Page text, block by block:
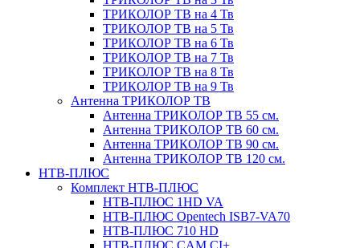
ТРИКОЛОР ТВ на 4 Тв
ТРИКОЛОР ТВ на 5 Тв
ТРИКОЛОР ТВ на 6 Тв
ТРИКОЛОР ТВ на 7 Тв
ТРИКОЛОР ТВ на 8 Тв
ТРИКОЛОР ТВ на 9 Тв
Антенна ТРИКОЛОР ТВ
Антенна ТРИКОЛОР ТВ 55 см.
Антенна ТРИКОЛОР ТВ 60 см.
Антенна ТРИКОЛОР ТВ 90 см.
Антенна ТРИКОЛОР ТВ 120 см.
НТВ-ПЛЮС
Комплект НТВ-ПЛЮС
НТВ-ПЛЮС 1HD VA
НТВ-ПЛЮС Opentech ISB7-VA70
НТВ-ПЛЮС 710 HD
НТВ-ПЛЮС CAM CI+